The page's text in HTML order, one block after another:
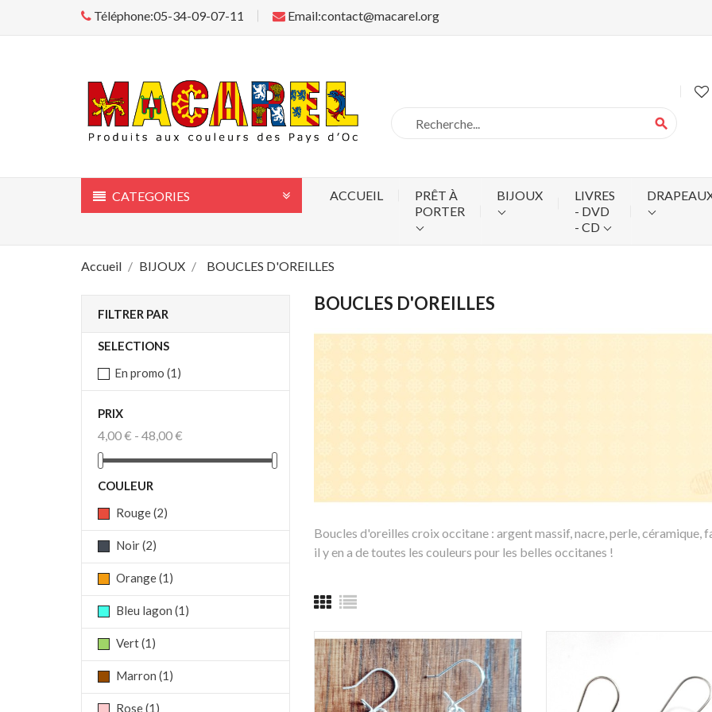
Téléphone:05-34-09-07-11 Email:contact@macarel.org
search
CATEGORIES ACCUEIL
PRÊT À
PORTER
BIJOUX
LIVRES
- DVD
- CD
Accueil BIJOUX BOUCLES D'OREILLES
FILTRER PAR
SELECTIONS
En promo (1)
PRIX
4,00 € - 48,00 €
COULEUR
Rouge(2)
Noir(2)
Orange(1)
Bleu lagon (1)
Vert(1)
Marron (1)
Rose(1)
BOUCLES D'OREILLES
Boucles d'oreilles croix occitane : argent massif, nacre, perle, céramique,
il y en a de toutes les couleurs pour les belles occitanes !